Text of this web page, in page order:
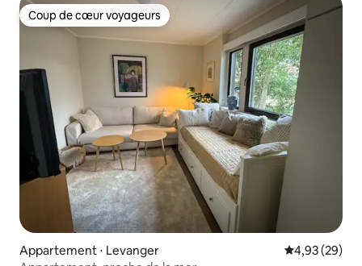
Coup de cœur voyageurs
Coup de cœur voyageurs
Appartement ⋅ Levanger Évaluation
4,93 (29)